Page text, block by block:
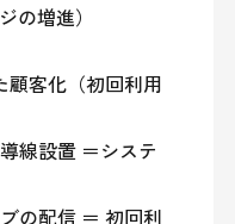
の増進）
客化（初回利用
線設置 ＝システ
の配信 ＝ 初回利